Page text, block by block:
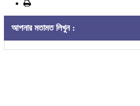
আপনার মতামত লিখুন :